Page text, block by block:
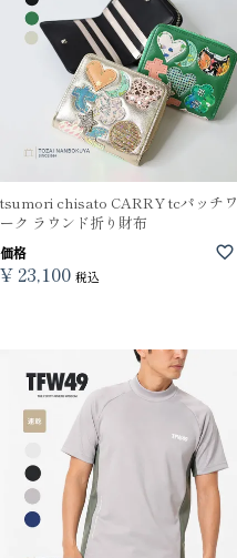
tsumori chisato CARRY tcパッチワ
ーク ラウンド折り財布
価格
¥23,100 税込